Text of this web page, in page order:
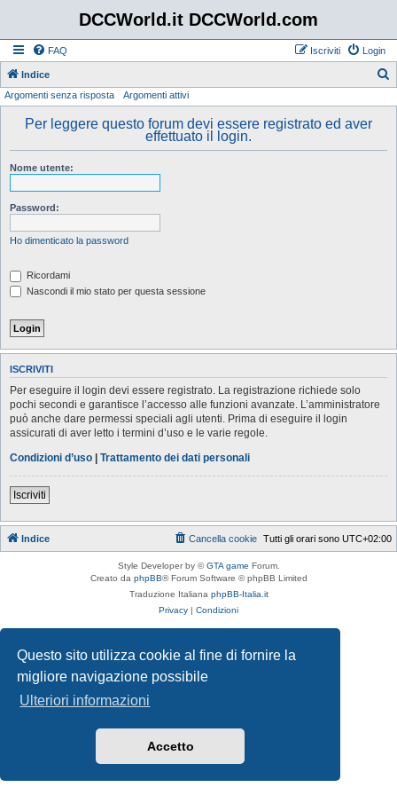
Questo sito utilizza cookie al fine di fornire la
migliore navigazione possibile
Ulteriori informazioni
Accetto
DCCWorld.it DCCWorld.com
FAQ Login
Iscriviti
Indice
Argomenti senza risposta Argomenti attivi
Per leggere questo forum devi essere registrato ed aver
effettuato il login.
Nome utente:
Password:
Ho dimenticato la password
Ricordami
Nascondi il mio stato per questa sessione
ISCRIVITI
Per eseguire il login devi essere registrato. La registrazione richiede solo
pochi secondi e garantisce l’accesso alle funzioni avanzate. L’amministratore
può anche dare permessi speciali agli utenti. Prima di eseguire il login
assicurati di aver letto i termini d’uso e le varie regole.
Condizioni d’uso | Trattamento dei dati personali
Iscriviti
Indice Tutti gli orari sono UTC+02:00
Cancella cookie
Style Developer by ©GTA game Forum.
Creato da phpBB® Forum Software © phpBB Limited
Traduzione Italiana phpBB-Italia.it
Privacy | Condizioni